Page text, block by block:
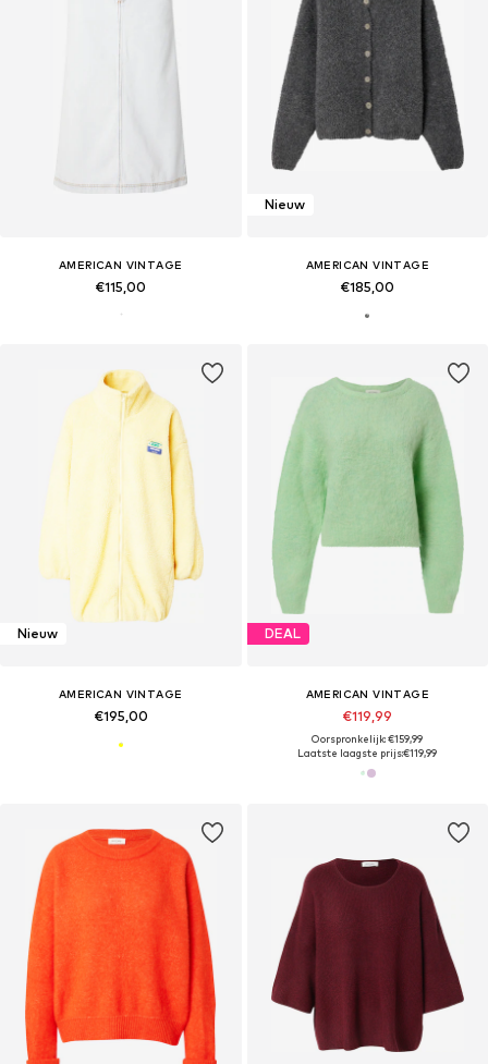
AMERICAN VINTAGE
€115,00
Nieuw
AMERICAN VINTAGE
€185,00
Nieuw
AMERICAN VINTAGE
€195,00
DEAL
AMERICAN VINTAGE
€119,99
Oorspronkelijk: €159,99
Laatste laagste prijs:€119,99